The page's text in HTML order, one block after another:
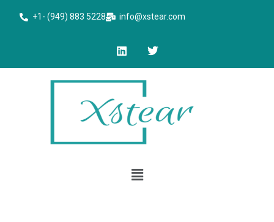
+1- (949) 883 5228 info@xstear.com